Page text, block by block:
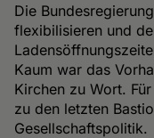
Die
flexibilisieren und
Kaum war das
Kirchen zu Wort.
zu den letzten
Gesellschaftspolitik.